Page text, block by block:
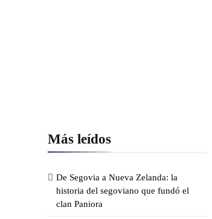
Más leídos
De Segovia a Nueva Zelanda: la
historia del segoviano que fundó el
clan Paniora